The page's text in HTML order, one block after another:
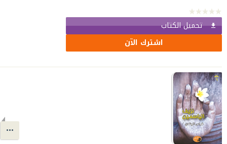
تحميل الكتاب
اشترك الآن